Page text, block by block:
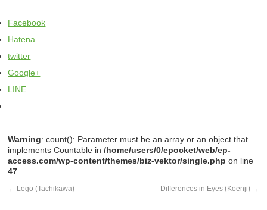
Facebook
Hatena
twitter
Google+
LINE
Warning: count(): Parameter must be an array or an object that
implements Countable in/home/users/0/epocket/web/ep-
access.com/wp-content/themes/biz-vektor/single.php on line
47
← Lego (Tachikawa) Differences in Eyes (Koenji) →